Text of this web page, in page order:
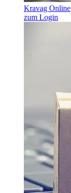
Kravag Online
zum Login